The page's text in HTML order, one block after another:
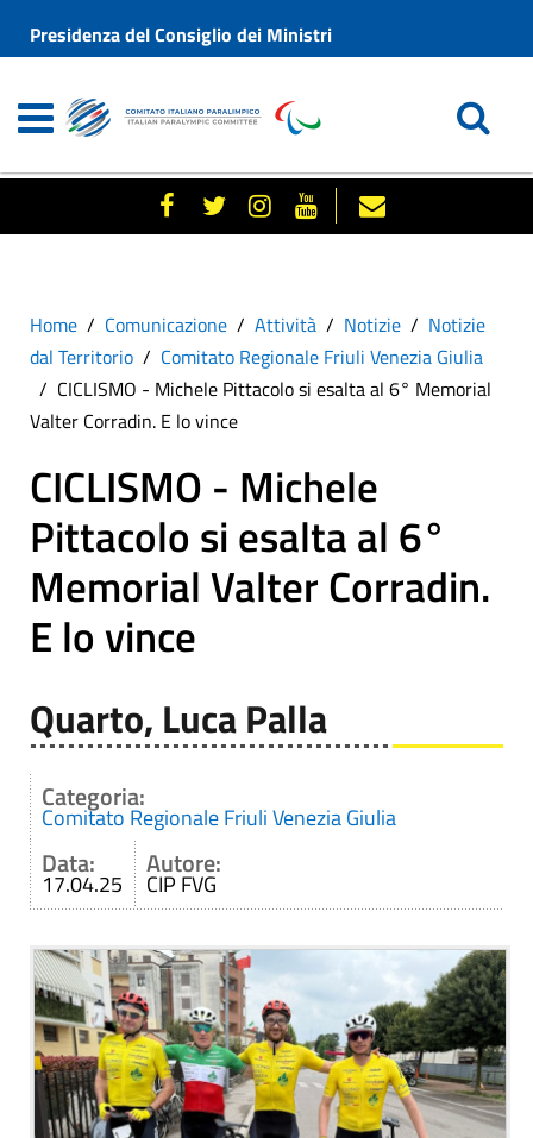
Presidenza del Consiglio dei Ministri
Home Comunicazione Attività Notizie
Notizie
dal Territorio
Comitato Regionale Friuli Venezia Giulia
CICLISMO - Michele Pittacolo si esalta al 6° Memorial
Valter Corradin. E lo vince
CICLISMO - Michele
Pittacolo si esalta al 6°
Memorial Valter Corradin.
E lo vince
Quarto, Luca Palla
Categoria:
Comitato Regionale Friuli Venezia Giulia
Data:
17.04.25
Autore:
CIP FVG